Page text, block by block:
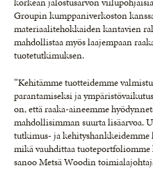
Groupin kumppaniverkoston
materiaalitehokkaiden kantavien
mahdollistaa myös laajempaan
tuotetutkimuksen.
”Kehitämme tuotteidemme
parantamiseksi ja
on, että raaka-aineemme
mahdollisimman suurta lisäarvoa.
tutkimus- ja
mikä vauhdittaa
sanoo Metsä Woodin